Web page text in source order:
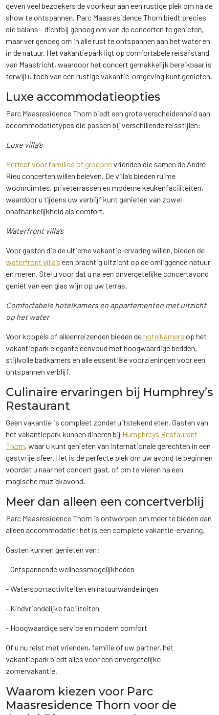
geven veel bezoekers de voorkeur aan een rustige plek om na de
show te ontspannen. Parc Maasresidence Thorn biedt precies
die balans – dichtbij genoeg om van de concerten te genieten,
maar ver genoeg om in alle rust te ontspannen aan het water en
in de natuur. Het vakantiepark ligt op comfortabele reisafstand
van Maastricht, waardoor het concert gemakkelijk bereikbaar is
terwijl u toch van een rustige vakantie-omgeving kunt genieten.
Luxe accommodatieopties
Parc Maasresidence Thorn biedt een grote verscheidenheid aan
accommodatietypes die passen bij verschillende reisstijlen:
Luxe villa’s
Perfect voor families of groepen vrienden die samen de André
Rieu concerten willen beleven. De villa’s bieden ruime
woonruimtes, privéterrassen en moderne keukenfaciliteiten,
waardoor u tijdens uw verblijf kunt genieten van zowel
onafhankelijkheid als comfort.
Waterfront villa’s
Voor gasten die de ultieme vakantie-ervaring willen, bieden de
waterfront villa’s een prachtig uitzicht op de omliggende natuur
en meren. Stel u voor dat u na een onvergetelijke concertavond
geniet van een glas wijn op uw terras.
Comfortabele hotelkamers en appartementen met uitzicht
op het water
Voor koppels of alleenreizenden bieden dehotelkamers op het
vakantiepark elegante eenvoud met hoogwaardige bedden,
stijlvolle badkamers en alle essentiële voorzieningen voor een
ontspannen verblijf.
Culinaire ervaringen bij Humphrey’s
Restaurant
Geen vakantie is compleet zonder uitstekend eten. Gasten van
het vakantiepark kunnen dineren bij Humphreys Restaurant
Thorn, waar u kunt genieten van internationale gerechten in een
gastvrije sfeer. Het is de perfecte plek om uw avond te beginnen
voordat u naar het concert gaat, of om te vieren na een
magische muziekavond.
Meer dan alleen een concertverblij
Parc Maasresidence Thorn is ontworpen om meer te bieden dan
alleen accommodatie; het is een complete vakantie-ervaring.
Gasten kunnen genieten van:
- Ontspannende wellnessmogelijkheden
- Watersportactiviteiten en natuurwandelingen
- Kindvriendelijke faciliteiten
- Hoogwaardige service en modern comfort
Of u nu reist met vrienden, familie of uw partner, het
vakantiepark biedt alles voor een onvergetelijke
zomervakantie.
Waarom kiezen voor Parc
Maasresidence Thorn voor de